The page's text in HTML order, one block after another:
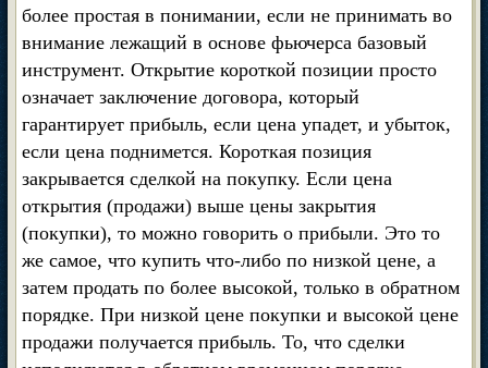
более простая в понимании, если не принимать во
внимание лежащий в основе фьючерса базовый
инструмент. Открытие короткой позиции просто
означает заключение договора, который
гарантирует прибыль, если цена упадет, и убыток,
если цена поднимется. Короткая позиция
закрывается сделкой на покупку. Если цена
открытия (продажи) выше цены закрытия
(покупки), то можно говорить о прибыли. Это то
же самое, что купить что-либо по низкой цене, а
затем продать по более высокой, только в обратном
порядке. При низкой цене покупки и высокой цене
продажи получается прибыль. То, что сделки